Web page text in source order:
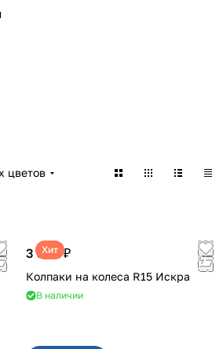
цветов
Хит
3 380 ₽
Колпаки на колеса R15 Искра
В наличии